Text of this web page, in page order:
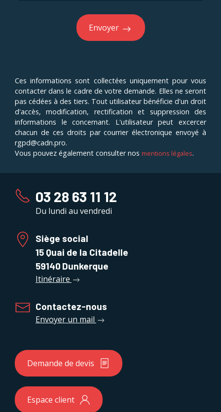
Envoyer
Ces informations sont collectées uniquement pour vous
contacter dans le cadre de votre demande. Elles ne seront
pas cédées à des tiers. Tout utilisateur bénéficie d'un droit
d'accès, modification, rectification et suppression des
informations le concernant. L'utilisateur peut excercer
chacun de ces droits par courrier électronique envoyé à
rgpd@cadn.pro.
Vous pouvez également consulter nos mentions légales.
03 28 63 11 12
Du lundi au vendredi
Siège social
15 Quai de la Citadelle
59140 Dunkerque
Itinéraire
Contactez-nous
Envoyer un mail
Demande de devis
Espace client